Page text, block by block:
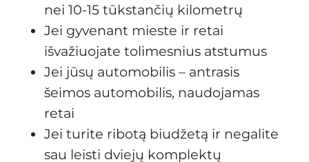
nei 10-15 tūkstančių kilometrų
Jei gyvenant mieste ir retai
išvažiuojate tolimesnius atstumus
Jei jūsų automobilis – antrasis
šeimos automobilis, naudojamas
retai
Jei turite ribotą biudžetą ir negalite
sau leisti dviejų komplektų